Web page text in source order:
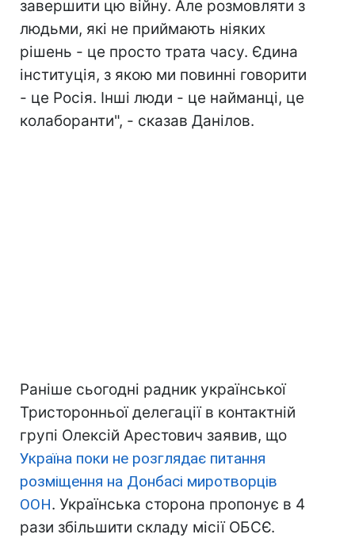
завершити цю війну. Але розмовляти з
людьми, які не приймають ніяких
рішень - це просто трата часу. Єдина
інституція, з якою ми повинні говорити
- це Росія. Інші люди - це найманці, це
колаборанти", - сказав Данілов.
Раніше сьогодні радник української
Тристоронньої делегації в контактній
групі Олексій Арестович заявив, що
Україна поки не розглядає питання
розміщення на Донбасі миротворців
ООН. Українська сторона пропонує в 4
рази збільшити складу місії ОБСЄ.